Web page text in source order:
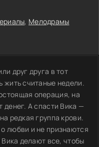
, Мелодрамы
друг друга в тот
жить считаные недели.
операция, на
денег. А спасти Вика —
редкая группа крови.
любви и не признаются
Вика делают все, чтобы